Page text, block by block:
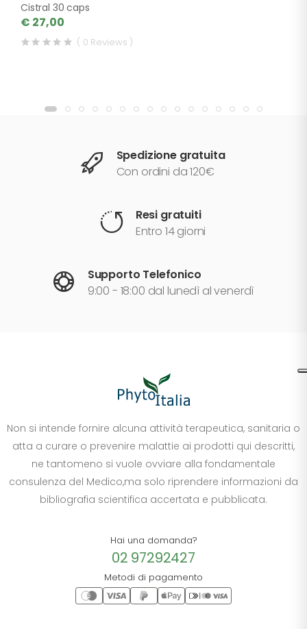
Cistral 30 caps
€ 27,00
( 0 Reviews )
Spedizione gratuita
Con ordini da 120€
Resi gratuiti
Entro 14 giorni
Supporto Telefonico
9:00 - 18:00 dal lunedì al venerdì
Non si intende fornire alcuna attività terapeutica, sanitaria o
atta a curare o prevenire malattie ai prodotti qui descritti,
ne tantomeno si vuole ovviare alla fondamentale
consulenza del Medico,ma solo riprendere informazioni da
bibliografia scientifica accertata e pubblicata.
Hai una domanda?
02 97292427
Metodi di pagamento